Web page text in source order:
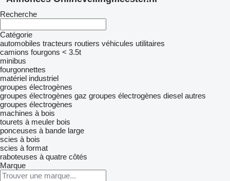
Recherche
Catégorie
automobiles tracteurs routiers véhicules utilitaires
camions fourgons < 3.5t
minibus
fourgonnettes
matériel industriel
groupes électrogènes
groupes électrogènes gaz groupes électrogènes diesel autres
groupes électrogènes
machines à bois
tourets à meuler bois
ponceuses à bande large
scies à bois
scies à format
raboteuses à quatre côtés
Marque